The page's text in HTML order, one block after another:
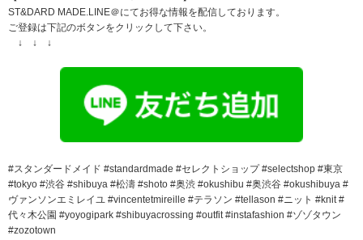
ST&DARD MADE.LINE＠にてお得な情報を配信しております。
ご登録は下記のボタンをクリックして下さい。
↓ ↓ ↓
#スタンダードメイド #standardmade #セレクトショップ #selectshop #東京
#tokyo #渋谷 #shibuya #松濤 #shoto #奥渋 #okushibu #奥渋谷 #okushibuya #
ヴァンソンエミレイユ #vincentetmireille #テラソン #tellason #ニット #knit #
代々木公園 #yoyogipark #shibuyacrossing #outfit #instafashion #ゾゾタウン
#zozotown